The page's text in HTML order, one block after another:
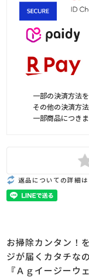
一部の決済方法
その他の決済方
一部商品につき
返品についての詳細は
お掃除カンタン！
ジが届くカタチな
『Ａｇイージーウ